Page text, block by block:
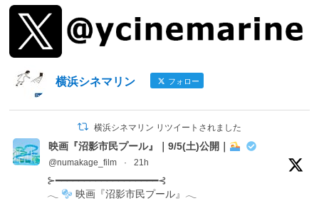
横浜シネマリン フォロー
横浜シネマリン リツイートされました
映画『沼影市民プール』｜9/5(土)公開｜
@numakage_film · 21h
⊱━━━━━━━━━━━━━━━━━━⊰
𓂃
映画『沼影市民プール』𓂃